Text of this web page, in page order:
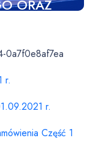
ORAZ
0a7f0e8af7ea
r.
r.
Część 1